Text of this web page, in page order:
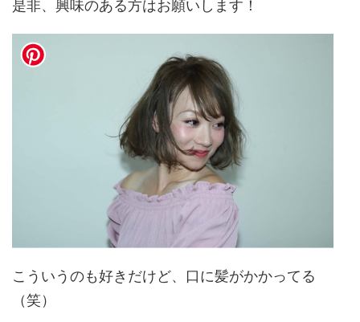
是非、興味のある方はお願いします！
こういうのも好きだけど、口に髪がかかってる
（笑）